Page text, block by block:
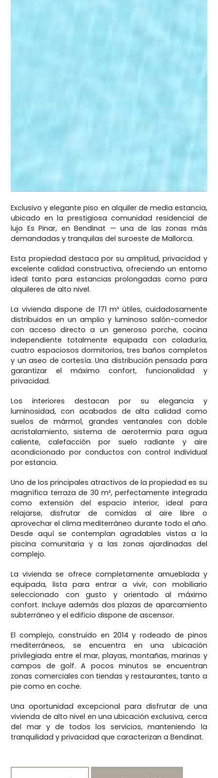
Exclusivo y elegante piso en alquiler de media estancia,
ubicado en la prestigiosa comunidad residencial de
lujo Es Pinar, en Bendinat — una de las zonas más
demandadas y tranquilas del suroeste de Mallorca.
Esta propiedad destaca por su amplitud, privacidad y
excelente calidad constructiva, ofreciendo un entorno
ideal tanto para estancias prolongadas como para
alquileres de alto nivel.
La vivienda dispone de 171 m² útiles, cuidadosamente
distribuidos en un amplio y luminoso salón-comedor
con acceso directo a un generoso porche, cocina
independiente totalmente equipada con coladuría,
cuatro espaciosos dormitorios, tres baños completos
y un aseo de cortesía. Una distribución pensada para
garantizar el máximo confort, funcionalidad y
privacidad.
Los interiores destacan por su elegancia y
luminosidad, con acabados de alta calidad como
suelos de mármol, grandes ventanales con doble
acristalamiento, sistema de aerotermia para agua
caliente, calefacción por suelo radiante y aire
acondicionado por conductos con control individual
por estancia.
Uno de los principales atractivos de la propiedad es su
magnífica terraza de 30 m², perfectamente integrada
como extensión del espacio interior, ideal para
relajarse, disfrutar de comidas al aire libre o
aprovechar el clima mediterráneo durante todo el año.
Desde aquí se contemplan agradables vistas a la
piscina comunitaria y a las zonas ajardinadas del
complejo.
La vivienda se ofrece completamente amueblada y
equipada, lista para entrar a vivir, con mobiliario
seleccionado con gusto y orientado al máximo
confort. Incluye además dos plazas de aparcamiento
subterráneo y el edificio dispone de ascensor.
El complejo, construido en 2014 y rodeado de pinos
mediterráneos, se encuentra en una ubicación
privilegiada entre el mar, playas, montañas, marinas y
campos de golf. A pocos minutos se encuentran
zonas comerciales con tiendas y restaurantes, tanto a
pie como en coche.
Una oportunidad excepcional para disfrutar de una
vivienda de alto nivel en una ubicación exclusiva, cerca
del mar y de todos los servicios, manteniendo la
tranquilidad y privacidad que caracterizan a Bendinat.